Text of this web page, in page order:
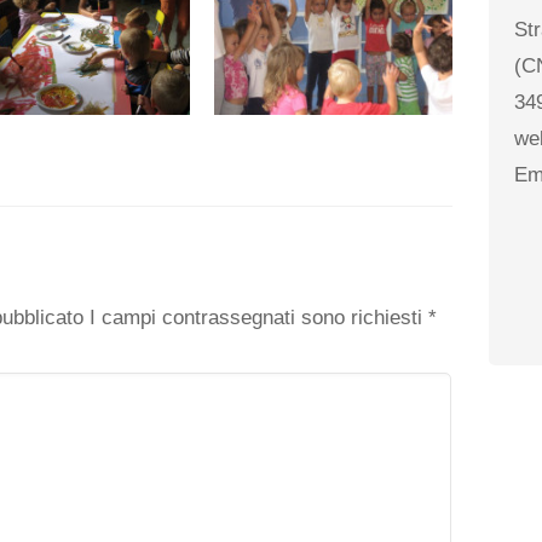
I campi contrassegnati sono richiesti *